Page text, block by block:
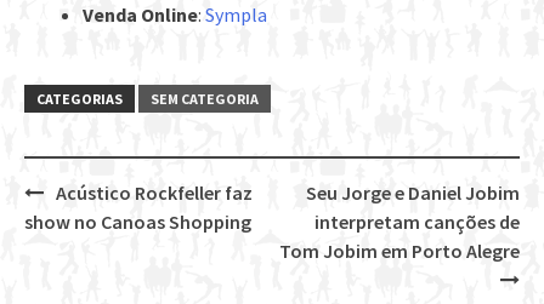
Venda Online: Sympla
CATEGORIAS SEM CATEGORIA
Post
Seu Jorge e Daniel Jobim
interpretam canções de
Tom Jobim em Porto Alegre
Acústico Rockfeller faz
show no Canoas Shopping